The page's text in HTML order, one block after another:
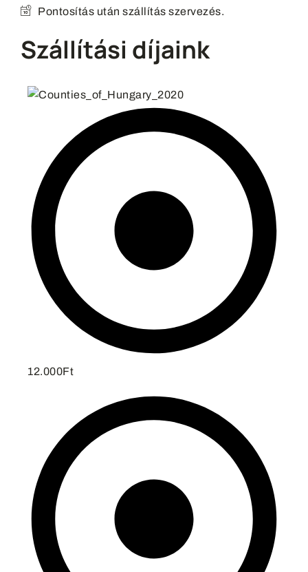
Pontosítás után szállítás szervezés.
Szállítási díjaink
12.000Ft